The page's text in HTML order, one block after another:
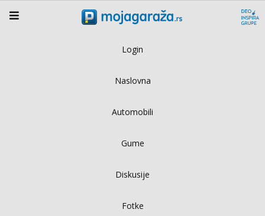
Login
Naslovna
Automobili
Gume
Diskusije
Fotke